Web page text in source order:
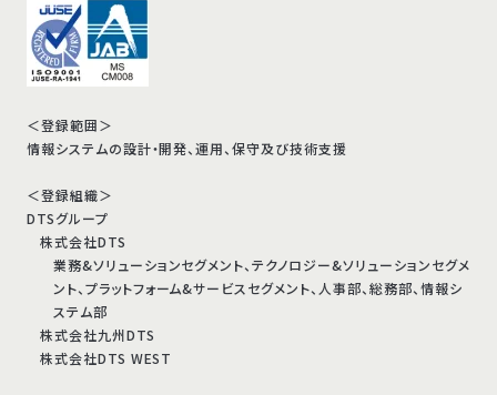
＜登録範囲＞
情報システムの設計・開発、運用、保守及び技術支援
＜登録組織＞
DTSグループ
株式会社DTS
業務&ソリューションセグメント、テクノロジー&ソリューションセグメ
ント、プラットフォーム&サービスセグメント、人事部、総務部、情報シ
ステム部
株式会社九州DTS
株式会社DTS WEST